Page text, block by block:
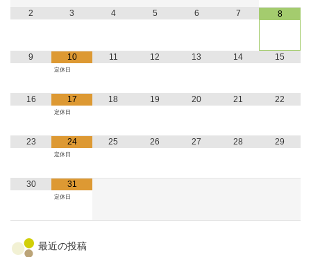
2 3 4 5 6 7 8
9 10
定休日
11 12 13 14 15
16 17
定休日
18 19 20 21 22
23 24
定休日
25 26 27 28 29
30 31
定休日
最近の投稿